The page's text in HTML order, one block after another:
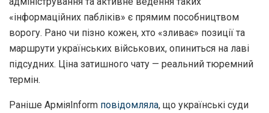
«інформаційних пабліків» є прямим пособництвом
ворогу. Рано чи пізно кожен, хто «зливає» позиції та
маршрути українських військових, опиниться на лаві
підсудних. Ціна затишного чату — реальний тюремний
термін.
Раніше АрміяInform повідомляла, що українські суди